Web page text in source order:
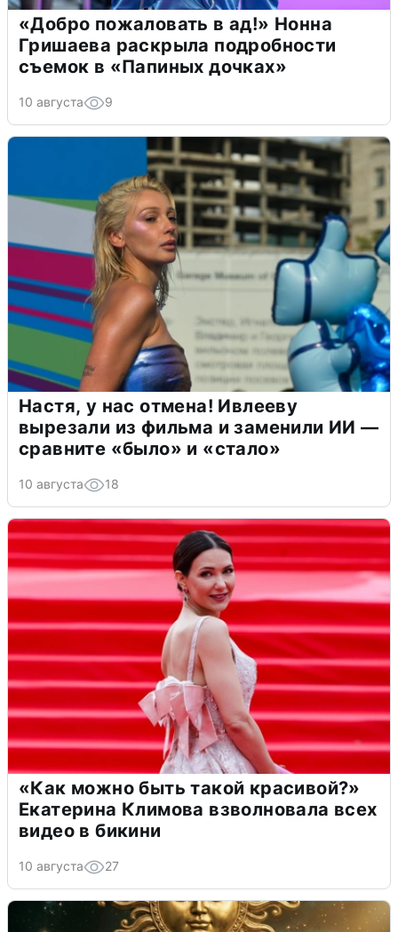
«Добро пожаловать в ад!» Нонна
Гришаева раскрыла подробности
съемок в «Папиных дочках»
10 августа 9
Настя, у нас отмена! Ивлееву
вырезали из фильма и заменили ИИ —
сравните «было» и «стало»
10 августа 18
«Как можно быть такой красивой?»
Екатерина Климова взволновала всех
видео в бикини
10 августа 27